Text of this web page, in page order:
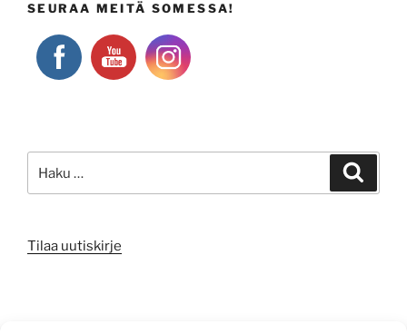
SEURAA MEITÄ SOMESSA!
Tilaa uutiskirje